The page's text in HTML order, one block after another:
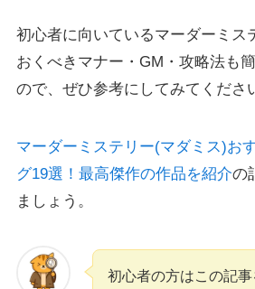
初心者に向いているマーダーミス
おくべきマナー・GM・攻略法も
ので、ぜひ参考にしてみてくださ
マーダーミステリー(マダミス)お
グ19選！最高傑作の作品を紹介の
ましょう。
初心者の方はこの記